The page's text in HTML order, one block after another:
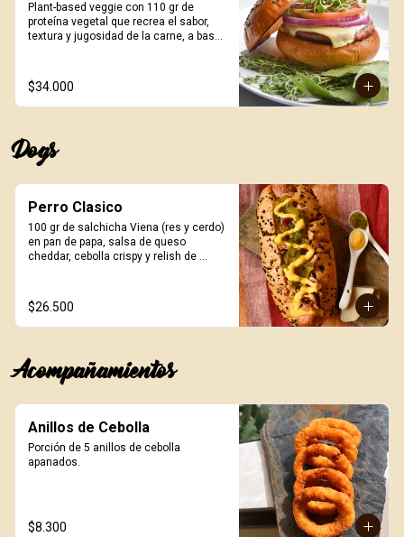
Plant-based veggie con 110 gr de
proteína vegetal que recrea el sabor,
textura y jugosidad de la carne, a base
artesanal de papa, queso a elección,
germinados de remolacha, cebolla
morada, tomate y salsa Craft. Incluye
$34.000
Dogs
Perro Clasico
100 gr de salchicha Viena (res y cerdo)
en pan de papa, salsa de queso
cheddar, cebolla crispy y relish de
$26.500
Acompañamientos
Anillos de Cebolla
Porción de 5 anillos de cebolla
apanados.
$8.300